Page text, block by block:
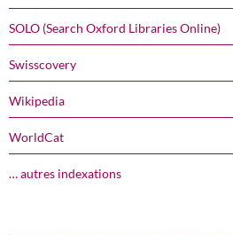
SOLO (Search Oxford Libraries Online)
Swisscovery
Wikipedia
WorldCat
… autres indexations